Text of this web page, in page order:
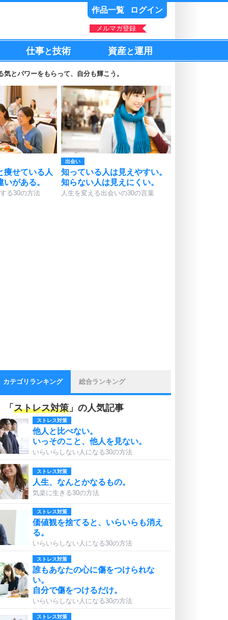
作品一覧 ログイン
メルマガ登録
仕事と技術 資産と運用
とパワーをもらって、自分も輝こう。
痩せている人
がある。
る30の方法
出会い
知っている人は見えやすい。
知らない人は見えにくい。
人生を変える出会いの30の言葉
カテゴリランキング 総合ランキング
「 ストレス対策 」の人気記事
ストレス対策
他人と比べない。
いっそのこと、他人を見ない。
いらいらしない人になる30の方法
ストレス対策
人生、なんとかなるもの。
気楽に生きる30の方法
ストレス対策
価値観を捨てると、いらいらも消え
る。
いらいらしない人になる30の方法
ストレス対策
誰もあなたの心に傷をつけられな
い。
自分で傷をつけるだけ。
いらいらしない人になる30の方法
ストレス対策